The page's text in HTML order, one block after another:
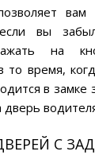
вам
вы
на
то время,
в замке
С